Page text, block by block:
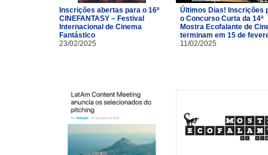
Inscrições abertas para o 16º
CINEFANTASY – Festival
Internacional de Cinema
Fantástico
23/02/2025
Últimos Dias! Inscrições
o Concurso Curta da 14ª
Mostra Ecofalante de
terminam em 15 de
11/02/2025